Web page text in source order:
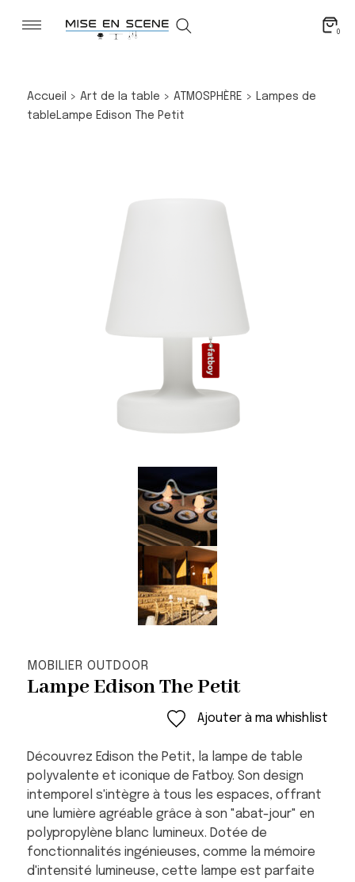
0
Accueil > Art de la table > ATMOSPHÈRE > Lampes de
table Lampe Edison The Petit
MOBILIER OUTDOOR
Lampe Edison The Petit
Ajouter à ma whishlist
Découvrez Edison the Petit, la lampe de table
polyvalente et iconique de Fatboy. Son design
intemporel s'intègre à tous les espaces, offrant
une lumière agréable grâce à son "abat-jour" en
polypropylène blanc lumineux. Dotée de
fonctionnalités ingénieuses, comme la mémoire
d'intensité lumineuse, cette lampe est parfaite